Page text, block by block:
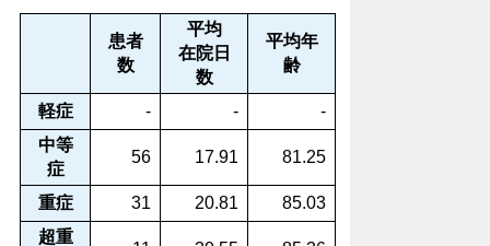
患者
数
平均
在院日
数
平均年
齢
軽症 - -
-
中等
症
56 17.91 81.25
重症 31 20.81
85.03
超重